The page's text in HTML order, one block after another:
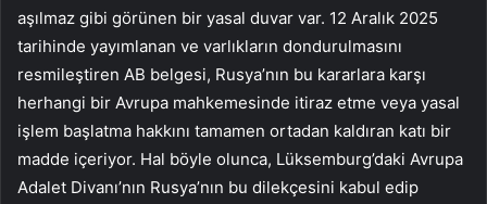
aşılmaz gibi görünen bir yasal duvar var. 12 Aralık 2025
tarihinde yayımlanan ve varlıkların dondurulmasını
resmileştiren AB belgesi, Rusya’nın bu kararlara karşı
herhangi bir Avrupa mahkemesinde itiraz etme veya yasal
işlem başlatma hakkını tamamen ortadan kaldıran katı bir
madde içeriyor. Hal böyle olunca, Lüksemburg’daki Avrupa
Adalet Divanı’nın Rusya’nın bu dilekçesini kabul edip